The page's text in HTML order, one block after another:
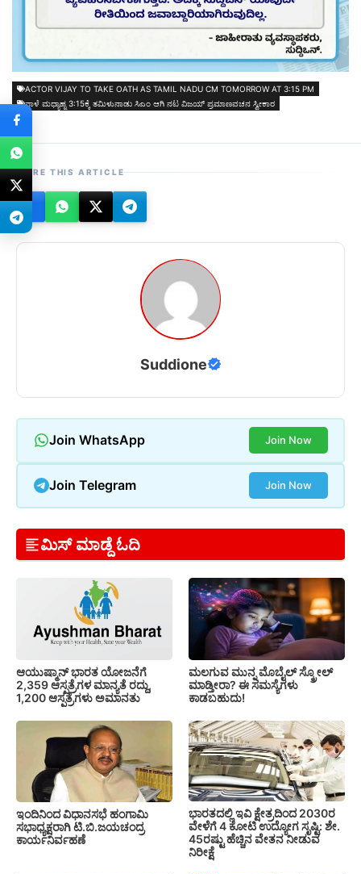
ACTOR VIJAY TO TAKE OATH AS TAMIL NADU CM TOMORROW AT 3:15 PM
ನಾಳೆ ಮಧ್ಯಾಹ್ನ 3:15ಕ್ಕೆ ತಮಿಳುನಾಡು ಸಿಎಂ ಆಗಿ ನಟ ವಿಜಯ್ ಪ್ರಮಾಣವಚನ ಸ್ವೀಕಾರ
SHARE THIS ARTICLE
Suddione
Join WhatsApp Join Now
Join Telegram Join Now
ಮಿಸ್ ಮಾಡ್ದೆ ಓದಿ
ಆಯುಷ್ಮಾನ್ ಭಾರತ ಯೋಜನೆಗೆ
2,359 ಆಸ್ಪತ್ರೆಗಳ ಮಾನ್ಯತೆ ರದ್ದು,
1,200 ಆಸ್ಪತ್ರೆಗಳು ಅಮಾನತು
ಮಲಗುವ ಮುನ್ನ ಮೊಬೈಲ್ ಸ್ಕ್ರೋಲ್
ಮಾಡ್ತೀರಾ? ಈ ಸಮಸ್ಯೆಗಳು
ಕಾಡಬಹುದು!
ಇಂದಿನಿಂದ ವಿಧಾನಸಭೆ ಹಂಗಾಮಿ
ಸಭಾಧ್ಯಕ್ಷರಾಗಿ ಟಿ.ಬಿ.ಜಯಚಂದ್ರ
ಕಾರ್ಯನಿರ್ವಹಣೆ
ಭಾರತದಲ್ಲಿ ಇವಿ ಕ್ಷೇತ್ರದಿಂದ 2030ರ
ವೇಳೆಗೆ 4 ಕೋಟಿ ಉದ್ಯೋಗ ಸೃಷ್ಟಿ: ಶೇ.
45ರಷ್ಟು ಹೆಚ್ಚಿನ ವೇತನ ನೀಡುವ
ನಿರೀಕ್ಷೆ